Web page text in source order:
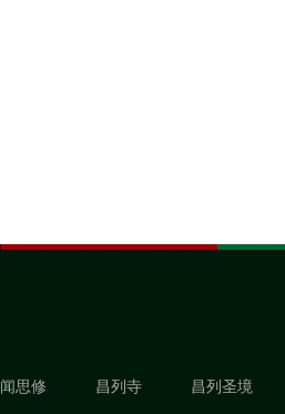
闻思修 昌列寺 昌列圣境